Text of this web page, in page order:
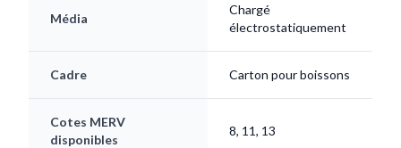
Média
Chargé
électrostatiquement
Cadre Carton pour boissons
Cotes MERV
disponibles
8, 11, 13